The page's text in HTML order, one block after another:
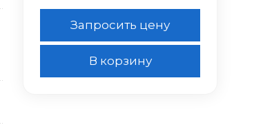
Запросить цену
В корзину